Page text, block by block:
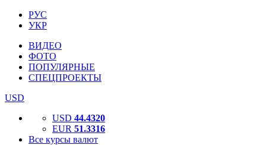
РУС
УКР
ВИДЕО
ФОТО
ПОПУЛЯРНЫЕ
СПЕЦПРОЕКТЫ
USD
USD 44.4320
EUR 51.3316
Все курсы валют